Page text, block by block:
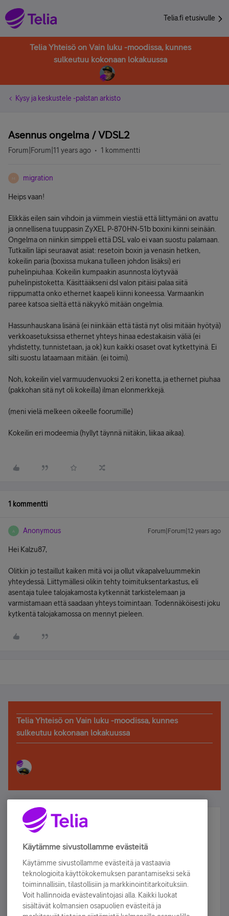
Telia.fi etusivulle
Telia Yhteisö on Vain luku -moodissa, kunnes
sulkeutuu kokonaan lokakuussa
Kysy ja keskustele -palstan arkisto
Asennus ongelma / VDSL2
Forum|Forum|11 years ago 1 kommentti
M migration
Heips vaan!
Elikkäs eilen sain vihdoin ja viimmein viestiä että liittymäni on avattu
ja onnellisena tuuppasin ZyXEL P-870HN-51b boxini kiinni seinään.
Ongelma on niinkin simppeli että DSL valo ei vaan suostu palamaan.
Tutkailin läpi seuraavat asiat: resetoin boxin ja venasin hetken,
kokeilin paria (boxissa mukana tulleen johdon lisäksi) eri
puhelinpiuhaa. Kokeilin kumpaakin asunnosta löytyvää
puhelinpistoketta. Käsittääkseni dsl valon pitäisi palaa siitä
riippumatta onko ethernet kaapeli kiinni koneessa. Varmaankin
paree katsoa sieltä että näkyykö mitään ongelmia.
Hassunhauskana lisänä (ei niinkään että tästä nyt olisi mitään hyötyä)
verkkoasetuksissa ethernet yhteys hinaa edestakaisin väliä (ei
yhdistetty, tunnistetaan, ja ok) kun kaikki osaset ovat kytkettyinä. Ei
silti suostu lataamaan mitään. (ei toimi).
Noh, kokeilin viel varmuudenvuoksi 2 eri konetta, ja ethernet piuhaa
(pakkohan sitä nyt oli kokeilla) ilman elonmerkkejä.
(meni vielä melkeen oikeelle foorumille)
Kokeilin eri modeemia (hyllyt täynnä niitäkin, liikaa aikaa).
1 kommentti
A Anonymous Forum|Forum|12 years ago
Hei Kalzu87,
Olitkin jo testaillut kaiken mitä voi ja ollut vikapalveluummekin
yhteydessä. Liittymällesi olikin tehty toimituksentarkastus, eli
asentaja tulee talojakamosta kytkennät tarkistelemaan ja
varmistamaan että saadaan yhteys toimintaan. Todennäköisesti joku
kytkentä talojakamossa on mennyt pieleen.
Telia Yhteisö on Vain luku -moodissa, kunnes
sulkeutuu kokonaan lokakuussa
Älä jää paitsi – osallistu ja voita!
Tilaa Telian uutiskirje ja olet mukana arvonnassa.
sähköpostiisi.
Tilaa nyt
Käytämme sivustollamme evästeitä
Käytämme sivustollamme evästeitä ja vastaavia
teknologioita käyttökokemuksen parantamiseksi sekä
toiminnallisiin, tilastollisiin ja markkinointitarkoituksiin.
Voit hallinnoida evästevalintojasi alla. Kaikki luokat
sisältävät kolmansien osapuolien evästeitä ja